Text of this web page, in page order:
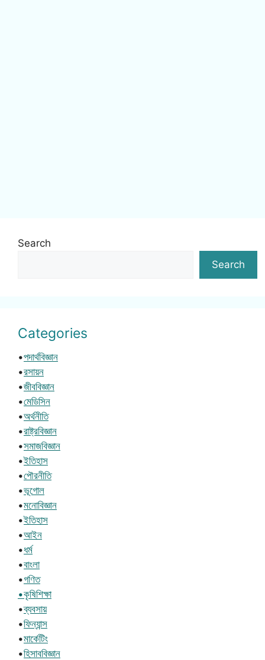
Search
Search
Categories
•পদার্থবিজ্ঞান
•রসায়ন
•জীববিজ্ঞান
•মেডিসিন
•অর্থনীতি
•রাষ্ট্রবিজ্ঞান
•সমাজবিজ্ঞান
•ইতিহাস
•পৌরনীতি
•ভূগোল
•মনোবিজ্ঞান
•ইতিহাস
•আইন
•ধর্ম
•বাংলা
•গণিত
•কৃষিশিক্ষা
•ব্যবসায়
•ফিন্যান্স
•মার্কেটিং
•হিসাববিজ্ঞান